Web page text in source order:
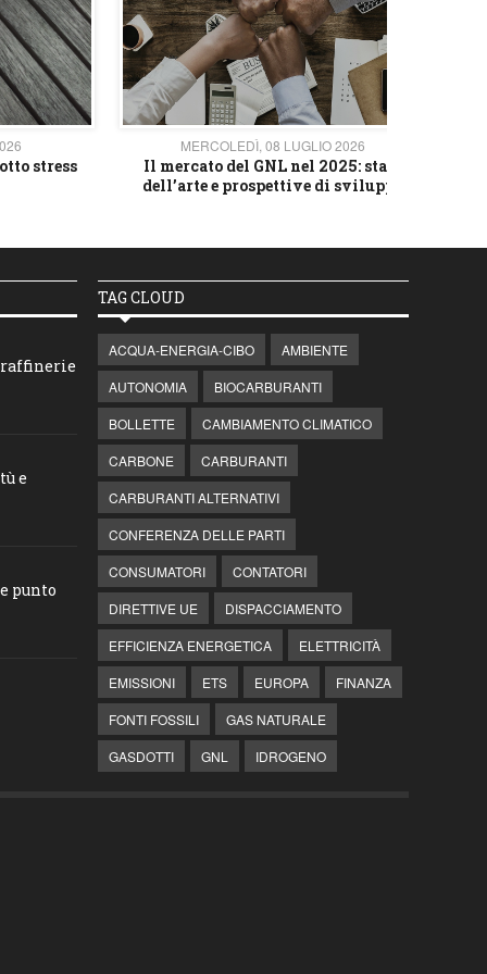
stress
MERCOLEDÌ, 08 LUGLIO 2026
Il mercato del GNL nel 2025: stato
dell’arte e prospettive di sviluppo
raffinerie
e
punto
TAG CLOUD
ACQUA-ENERGIA-CIBO
AMBIENTE
AUTONOMIA
BIOCARBURANTI
BOLLETTE
CAMBIAMENTO CLIMATICO
CARBONE
CARBURANTI
CARBURANTI ALTERNATIVI
CONFERENZA DELLE PARTI
CONSUMATORI
CONTATORI
DIRETTIVE UE
DISPACCIAMENTO
EFFICIENZA ENERGETICA
ELETTRICITÀ
EMISSIONI
ETS EUROPA
FINANZA
FONTI FOSSILI
GAS NATURALE
GASDOTTI
GNL IDROGENO